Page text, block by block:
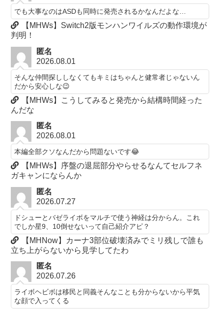
でも大事なのはASDも同時に発売されるかなんだよな…
【MHWs】Switch2版モンハンワイルズの動作環境が
判明！
匿名
2026.08.01
そんな仲間探ししなくてもキミはちゃんと健常者じゃないん
だから安心しな😉
【MHWs】こうしてみると発売から結構時間経った
んだな
匿名
2026.08.01
本編全部クソなんだから問題ないです😂
【MHWs】序盤の退屈部分やらせるなんてセルフネ
ガキャンにならんか
匿名
2026.07.27
ドシューとバゼライボをマルチで使う神経は分からん。これ
でしか星9、10倒せないって自己紹介アピ？
【MHNow】カーナ3部位破壊済みでミリ残しで誰も
立ち上がらないから見学してたわ
匿名
2026.07.26
ライボヘビボは移民と同義そんなことも分からないから平気
な顔で入ってくる